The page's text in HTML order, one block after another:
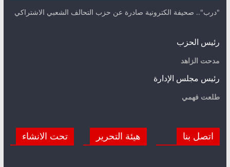
"درب".. صحيفة الكترونية صادرة عن حزب التحالف الشعبي الاشتراكي
رئيس الحزب
مدحت الزاهد
رئيس مجلس الإدارة
طلعت فهمي
اتصل بنا هيئة التحرير تحت الانشاء